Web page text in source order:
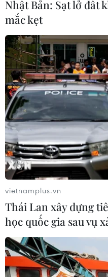
Tổng thống
thống Nga tại
08/07/2019 12:15
Đáp lại tuyên bố này,
cho biết Nga hiện chưa
với đề xuất của ông
chắn sẽ nghiên cứu đề
Nhật Bản: Sạt lở đất
mắc kẹt
vietnamplus.vn
Thái Lan xây dựng
học quốc gia sau vụ